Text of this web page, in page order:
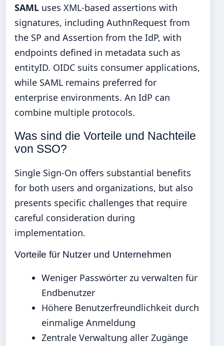
SAML uses XML-based assertions with
signatures, including AuthnRequest from
the SP and Assertion from the IdP, with
endpoints defined in metadata such as
entityID. OIDC suits consumer applications,
while SAML remains preferred for
enterprise environments. An IdP can
combine multiple protocols.
Was sind die Vorteile und Nachteile
von SSO?
Single Sign-On offers substantial benefits
for both users and organizations, but also
presents specific challenges that require
careful consideration during
implementation.
Vorteile für Nutzer und Unternehmen
Weniger Passwörter zu verwalten für
Endbenutzer
Höhere Benutzerfreundlichkeit durch
einmalige Anmeldung
Zentrale Verwaltung aller Zugänge